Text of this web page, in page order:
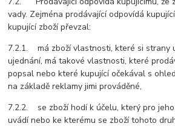
vady. Zejména prodávající odpovídá
kupující zboží převzal:
7.2.1. má zboží vlastnosti, které si strany
ujednání, má takové vlastnosti, které
popsal nebo které kupující očekával s
na základě reklamy jimi prováděné,
7.2.2. se zboží hodí k účelu, který pro
uvádí nebo ke kterému se zboží tohoto